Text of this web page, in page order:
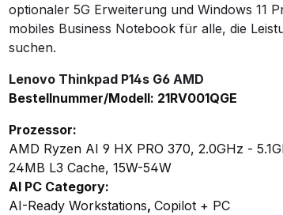
optionaler 5G Erweiterung und Windows 11
mobiles Business Notebook für alle, die
suchen.
Lenovo Thinkpad P14s G6 AMD
Bestellnummer/Modell: 21RV001QGE
Prozessor:
AMD Ryzen AI 9 HX PRO 370, 2.0GHz -
24MB L3 Cache, 15W-54W
AI PC Category:
AI-Ready Workstations,Copilot + PC